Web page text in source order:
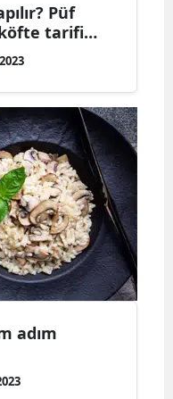
Püf
köfte tarifi…
adım